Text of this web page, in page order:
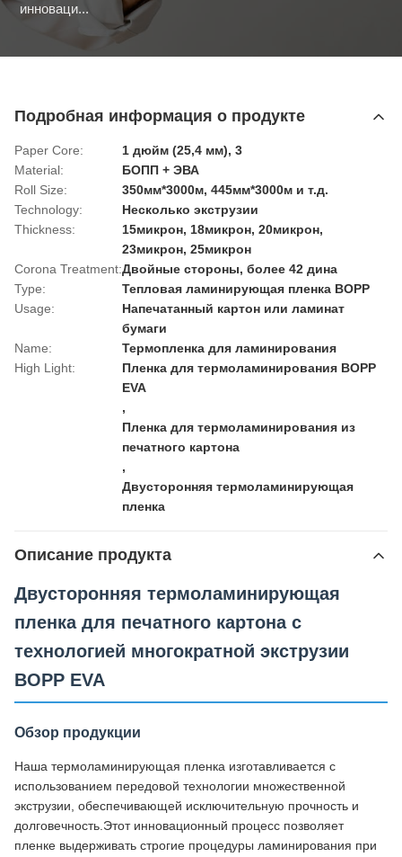
инноваци...
Подробная информация о продукте
Paper Core:
1 дюйм (25,4 мм), 3
Material:
БОПП + ЭВА
Roll Size:
350мм*3000м, 445мм*3000м и т.д.
Technology:
Несколько экструзии
Thickness:
15микрон, 18микрон, 20микрон,
23микрон, 25микрон
Corona Treatment:Двойные стороны, более 42 дина
Type:
Тепловая ламинирующая пленка BOPP
Usage:
Напечатанный картон или ламинат
бумаги
Name:
Термопленка для ламинирования
High Light:
Пленка для термоламинирования BOPP
EVA
,
Пленка для термоламинирования из
печатного картона
,
Двусторонняя термоламинирующая
пленка
Описание продукта
Двусторонняя термоламинирующая
пленка для печатного картона с
технологией многократной экструзии
BOPP EVA
Обзор продукции
Наша термоламинирующая пленка изготавливается с
использованием передовой технологии множественной
экструзии, обеспечивающей исключительную прочность и
долговечность.Этот инновационный процесс позволяет
пленке выдерживать строгие процедуры ламинирования при